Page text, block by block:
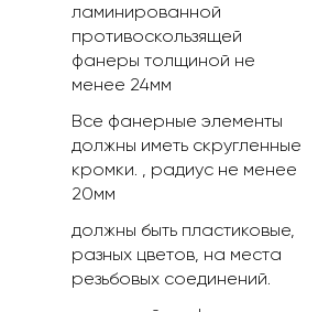
ламинированной
противоскользящей
фанеры толщиной не
менее 24мм
Все фанерные элементы
должны иметь скругленные
кромки. , радиус не менее
20мм
должны быть пластиковые,
разных цветов, на места
резьбовых соединений.